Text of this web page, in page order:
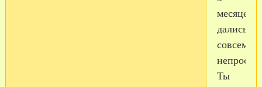
месяцев
дались
совсем
непросто,
Ты